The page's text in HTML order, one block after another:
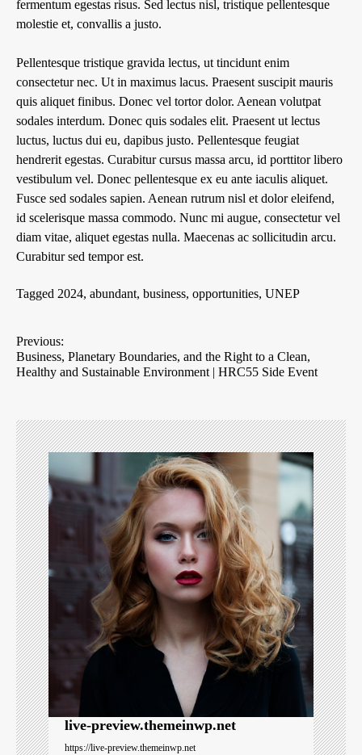
fermentum egestas risus. Sed lectus nisl, tristique pellentesque
molestie et, convallis a justo.
Pellentesque tristique gravida lectus, ut tincidunt enim
consectetur nec. Ut in maximus lacus. Praesent suscipit mauris
quis aliquet finibus. Donec vel tortor dolor. Aenean volutpat
sodales interdum. Donec quis sodales elit. Praesent ut lectus
luctus, luctus dui eu, dapibus justo. Pellentesque feugiat
hendrerit egestas. Curabitur cursus massa arcu, id porttitor libero
vestibulum vel. Donec pellentesque ex eu ante iaculis aliquet.
Fusce sed sodales sapien. Aenean rutrum nisl et dolor eleifend,
id scelerisque massa commodo. Nunc mi augue, consectetur vel
diam vitae, aliquet egestas nulla. Maecenas ac sollicitudin arcu.
Curabitur sed tempor est.
Tagged 2024, abundant, business, opportunities, UNEP
P
o
n
a
v
i
g
a
t
i
o
n
Previous:
Business, Planetary Boundaries, and the Right to a Clean,
Healthy and Sustainable Environment | HRC55 Side Event
live-preview.themeinwp.net
https://live-preview.themeinwp.net